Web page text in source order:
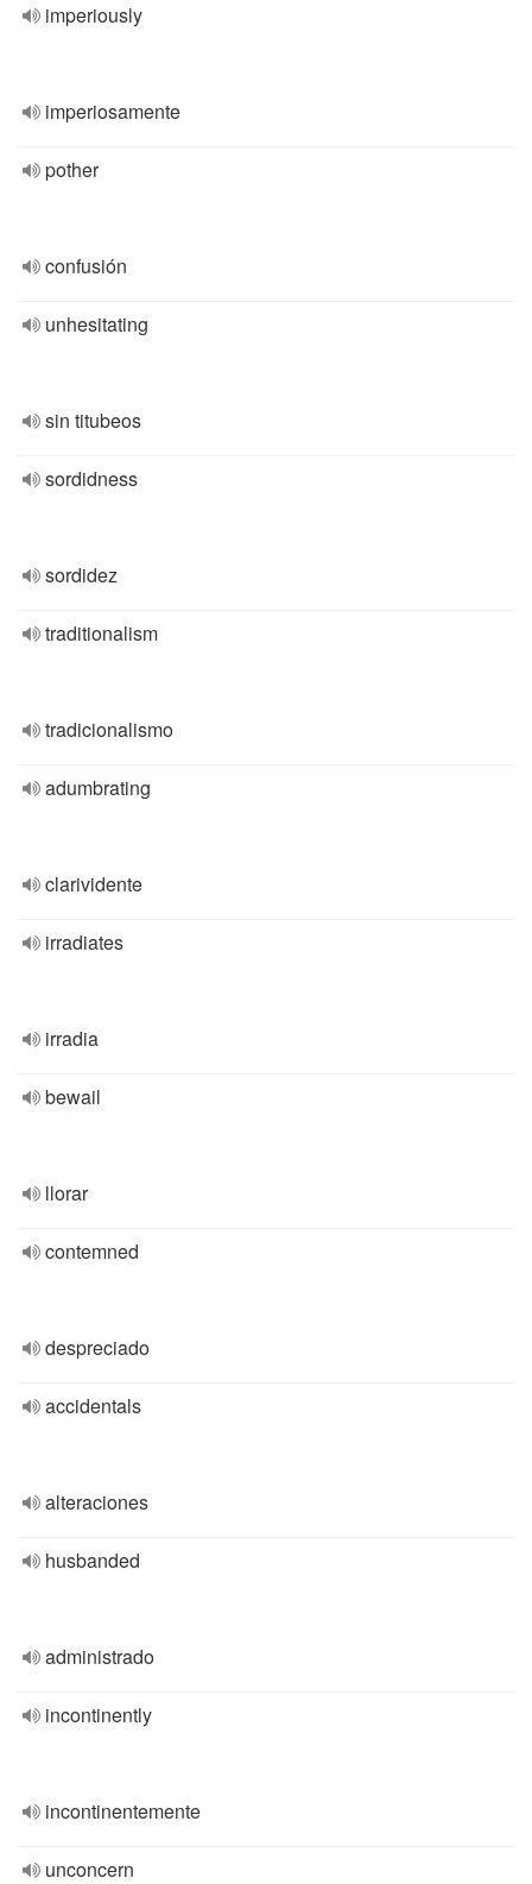
imperiously
imperiosamente
pother
confusión
unhesitating
sin titubeos
sordidness
sordidez
traditionalism
tradicionalismo
adumbrating
clarividente
irradiates
irradia
bewail
llorar
contemned
despreciado
accidentals
alteraciones
husbanded
administrado
incontinently
incontinentemente
unconcern